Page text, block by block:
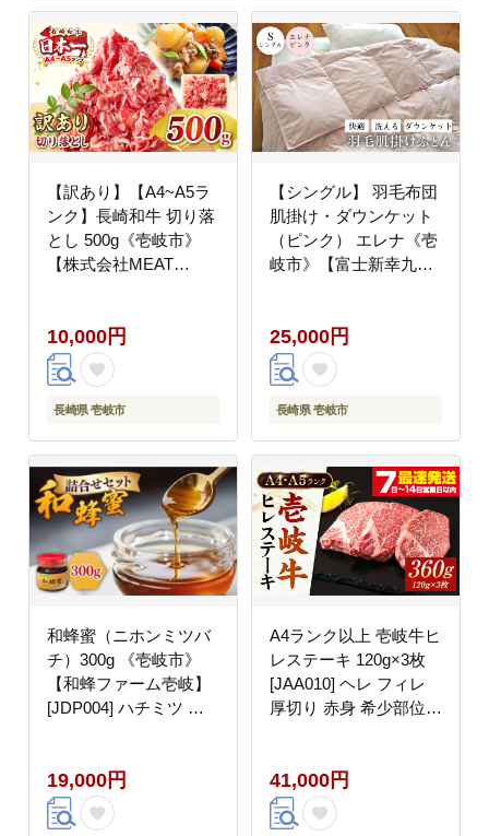
【訳あり】【A4~A5ラ
ンク】長崎和牛 切り落
とし 500g《壱岐市》
【株式会社MEAT
配送 訳あり A5 黒毛和
牛 ギフト [JGH001]
10000 10000円 1万円
10,000円
長崎県 壱岐市
【シングル】 羽毛布団
肌掛け・ダウンケット
（ピンク） エレナ《壱
岐市》【富士新幸九
ン ダウンケット 羽毛
ふとん 寝具 肌掛 シン
グル 25000 25000円
25,000円
長崎県 壱岐市
和蜂蜜（ニホンミツバ
チ）300g 《壱岐市》
【和蜂ファーム壱岐】
[JDP004] ハチミツ 蜂
19,000円
A4ランク以上 壱岐牛ヒ
レステーキ 120g×3枚
[JAA010] ヘレ フィレ
厚切り 赤身 希少部位
41,000円